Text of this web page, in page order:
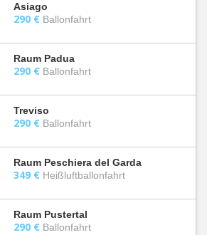
Asiago
290 € Ballonfahrt
Raum Padua
290 € Ballonfahrt
Treviso
290 € Ballonfahrt
Raum Peschiera del Garda
349 € Heißluftballonfahrt
Raum Pustertal
290 € Ballonfahrt